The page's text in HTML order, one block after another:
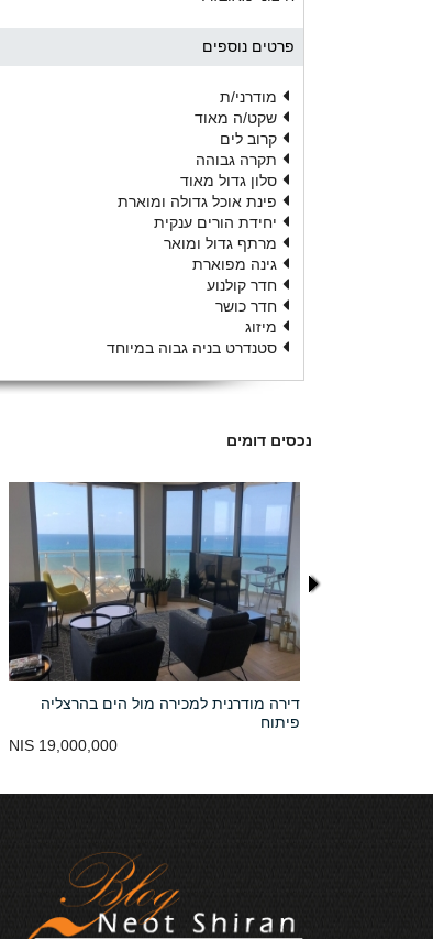
פרטים נוספים
מודרני/ת
שקט/ה מאוד
קרוב לים
תקרה גבוהה
סלון גדול מאוד
פינת אוכל גדולה ומוארת
יחידת הורים ענקית
מרתף גדול ומואר
גינה מפוארת
חדר קולנוע
חדר כושר
מיזוג
סטנדרט בניה גבוה במיוחד
נכסים דומים
דירה מודרנית למכירה מול הים בהרצליה
פיתוח
19,000,000 NIS